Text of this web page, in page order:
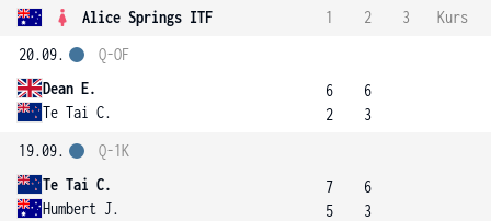
Alice Springs ITF 1 2 3
Kurs
20.09.
Dean E.
Te Tai C.
Q-OF
6
2
6
3
19.09.
Te Tai C.
Humbert J.
Q-1K
7
5
6
3